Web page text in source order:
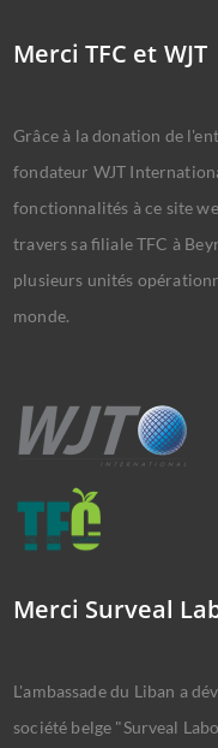
Merci TFC et WJT
Grâce à la donation de
fondateur WJT
fonctionnalités à ce site
travers sa filiale TFC à
plusieurs unités
monde.
Merci Surveal
L'ambassade du Liban a
société belge "Surveal